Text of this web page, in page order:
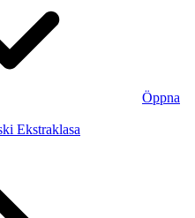
Öppna
Ekstraklasa